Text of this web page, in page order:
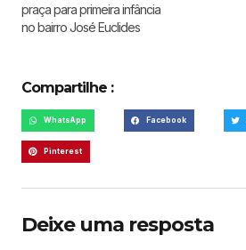
praça para primeira infância
no bairro José Euclides
Compartilhe :
WhatsApp Facebook
Pinterest
Deixe uma resposta